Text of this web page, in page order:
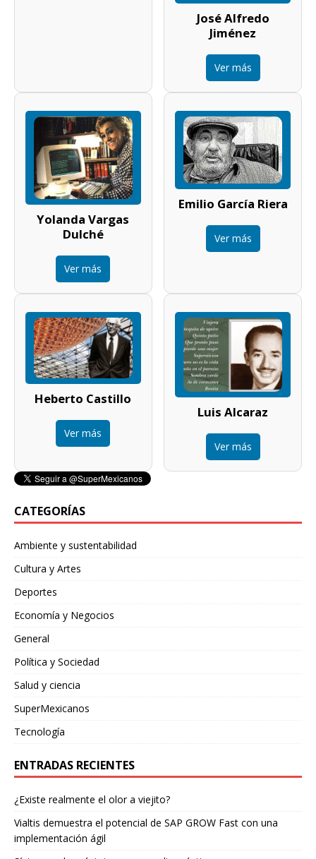
José Alfredo
Jiménez
Ver más
Yolanda Vargas
Dulché
Ver más
Emilio García Riera
Ver más
Heberto Castillo
Ver más
Luis Alcaraz
Ver más
CATEGORÍAS
Ambiente y sustentabilidad
Cultura y Artes
Deportes
Economía y Negocios
General
Política y Sociedad
Salud y ciencia
SuperMexicanos
Tecnología
ENTRADAS RECIENTES
¿Existe realmente el olor a viejito?
Vialtis demuestra el potencial de SAP GROW Fast con una
implementación ágil